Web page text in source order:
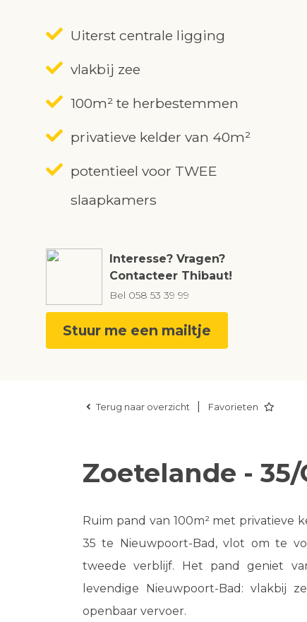
Uiterst centrale ligging
vlakbij zee
100m² te herbestemmen
privatieve kelder van 40m²
potentieel voor TWEE
slaapkamers
Interesse? Vragen?
Contacteer Thibaut!
Bel 058 53 39 99
Stuur me een mailtje
Terug naar overzicht Favorieten
Zoetelande - 35/
Ruim pand van 100m² met privatieve
35 te Nieuwpoort-Bad, vlot om te
tweede verblijf. Het pand geniet
levendige Nieuwpoort-Bad: vlakbij
openbaar vervoer.